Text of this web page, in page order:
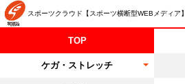
スポーツクラウド【スポーツ横断型WEBメディア】
TOP
ケガ・ストレッチ